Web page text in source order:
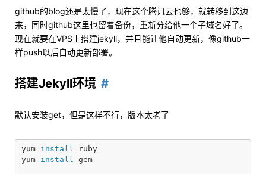
github的blog还是太慢了，现在这个腾讯云也够，就转移到这边
来，同时github这里也留着备份，重新分给他一个子域名好了。
现在就要在VPS上搭建jekyll，并且能让他自动更新，像github一
样push以后自动更新部署。
搭建Jekyll环境
默认安装get，但是这样不行，版本太老了
yum install
ruby
yum install gem